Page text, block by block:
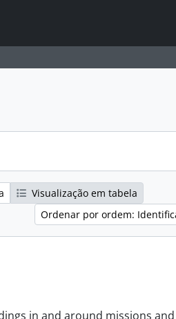
Visualização em tabela
Ordenar por ordem:
in and around missions